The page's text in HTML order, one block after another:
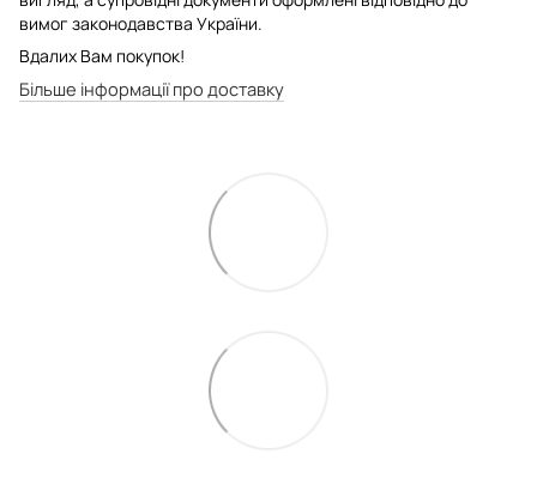
вимог законодавства України.
Вдалих Вам покупок!
Більше інформації про доставку